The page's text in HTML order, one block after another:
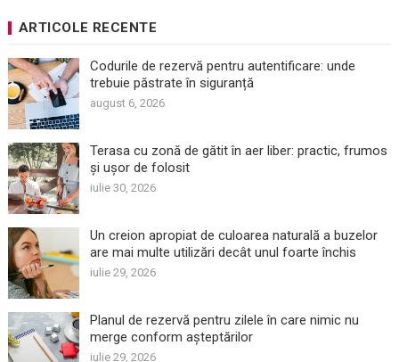
ARTICOLE RECENTE
Codurile de rezervă pentru autentificare: unde
trebuie păstrate în siguranță
august 6, 2026
Terasa cu zonă de gătit în aer liber: practic, frumos
și ușor de folosit
iulie 30, 2026
Un creion apropiat de culoarea naturală a buzelor
are mai multe utilizări decât unul foarte închis
iulie 29, 2026
Planul de rezervă pentru zilele în care nimic nu
merge conform așteptărilor
iulie 29, 2026